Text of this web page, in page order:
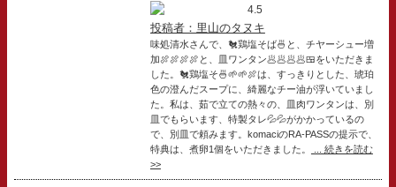
4.5
投稿者：里山のタヌキ
味処清水さんで、🐔鶏塩そば🍜と、チヤーシュー増
加🍖🍖🍖🍖と、皿ワンタン🥟🥟🥟🥟🍱をいただきま
した。🐔鶏塩そ🍜🌱🌱🍖は、すっきりとした、琥珀
色の澄んだスープに、綺麗なチー油が浮いていまし
た。私は、茹で立ての熱々の、皿肉ワンタンは、別
皿でもらいます、特製タレ💦💦がかかっているの
で、別皿で頼みます。komaciのRA-PASSの提示で、
特典は、煮卵1個をいただきました。
... 続きを読む
>>